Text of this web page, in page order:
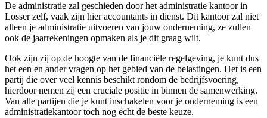
De administratie zal geschieden door het administratie kantoor in
Losser zelf, vaak zijn hier accountants in dienst. Dit kantoor zal niet
alleen je administratie uitvoeren van jouw onderneming, ze zullen
ook de jaarrekeningen opmaken als je dit graag wilt.
Ook zijn zij op de hoogte van de financiële regelgeving, je kunt dus
het een en ander vragen op het gebied van de belastingen. Het is een
partij die over veel kennis beschikt rondom de bedrijfsvoering,
hierdoor nemen zij een cruciale positie in binnen de samenwerking.
Van alle partijen die je kunt inschakelen voor je onderneming is een
administratiekantoor toch nog echt de beste keuze.